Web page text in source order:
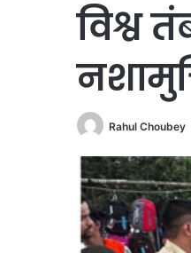
विश्व
Rahul Choubey